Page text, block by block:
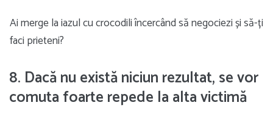
Ai merge la iazul cu crocodili încercând să negociezi și să-ți
faci prieteni?
8. Dacă nu există niciun rezultat, se vor
comuta foarte repede la alta victimă